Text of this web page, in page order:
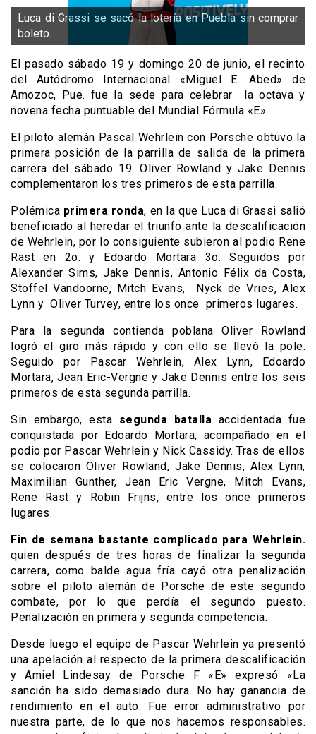
Luca di Grassi se sacó la lotería en Puebla sin comprar
boleto.
El pasado sábado 19 y domingo 20 de junio, el recinto
del Autódromo Internacional «Miguel E. Abed» de
Amozoc, Pue. fue la sede para celebrar la octava y
novena fecha puntuable del Mundial Fórmula «E».
El piloto alemán Pascal Wehrlein con Porsche obtuvo la
primera posición de la parrilla de salida de la primera
carrera del sábado 19. Oliver Rowland y Jake Dennis
complementaron los tres primeros de esta parrilla.
Polémica primera ronda, en la que Luca di Grassi salió
beneficiado al heredar el triunfo ante la descalificación
de Wehrlein, por lo consiguiente subieron al podio Rene
Rast en 2o. y Edoardo Mortara 3o. Seguidos por
Alexander Sims, Jake Dennis, Antonio Félix da Costa,
Stoffel Vandoorne, Mitch Evans, Nyck de Vries, Alex
Lynn y Oliver Turvey, entre los once primeros lugares.
Para la segunda contienda poblana Oliver Rowland
logró el giro más rápido y con ello se llevó la pole.
Seguido por Pascar Wehrlein, Alex Lynn, Edoardo
Mortara, Jean Eric-Vergne y Jake Dennis entre los seis
primeros de esta segunda parrilla.
Sin embargo, esta segunda batalla accidentada fue
conquistada por Edoardo Mortara, acompañado en el
podio por Pascar Wehrlein y Nick Cassidy. Tras de ellos
se colocaron Oliver Rowland, Jake Dennis, Alex Lynn,
Maximilian Gunther, Jean Eric Vergne, Mitch Evans,
Rene Rast y Robin Frijns, entre los once primeros
lugares.
Fin de semana bastante complicado para Wehrlein.
quien después de tres horas de finalizar la segunda
carrera, como balde agua fría cayó otra penalización
sobre el piloto alemán de Porsche de este segundo
combate, por lo que perdía el segundo puesto.
Penalización en primera y segunda competencia.
Desde luego el equipo de Pascar Wehrlein ya presentó
una apelación al respecto de la primera descalificación
y Amiel Lindesay de Porsche F «E» expresó «La
sanción ha sido demasiado dura. No hay ganancia de
rendimiento en el auto. Fue error administrativo por
nuestra parte, de lo que nos hacemos responsables.